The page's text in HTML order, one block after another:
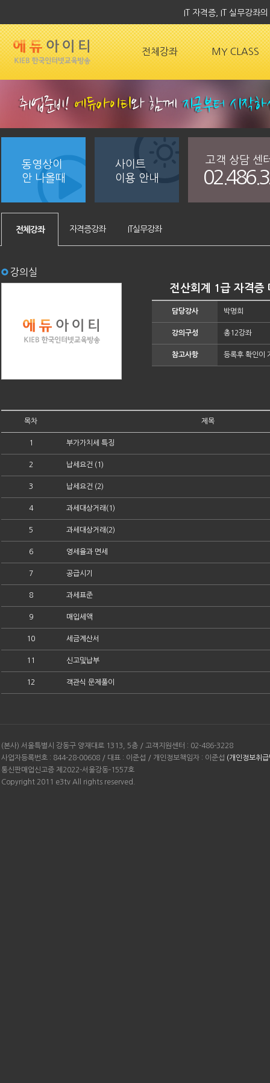
IT 자격증, IT 실무강좌
전체강좌 MY CLASS
동영상이
안 나올때
사이트
이용 안내
고객 상담 센
전체강좌 자격증강좌 IT실무강좌
강의실
전산회계 1급 자격
담당강사 박명희
강의구성 총12강좌
참고사항 등록후 확인이
목차 제목
1 부가가치세 특징
2 납세요건 (1)
3 납세요건 (2)
4 과세대상거래(1)
5 과세대상거래(2)
6 영세율과 면세
7 공급시기
8 과세표준
9 매입세액
10 세금계산서
11 신고및납부
12 객관식 문제풀이
(본사) 서울특별시 강동구 양재대로 1313, 5층 / 고객지원센터 : 02-486-3228
사업자등록번호 : 844-28-00608 / 대표 : 이준섭 / 개인정보책임자 : 이준섭 (개인정보취
통신판매업신고증 제2022-서울강동-1557호
Copyright 2011 e3tv All rights reserved.